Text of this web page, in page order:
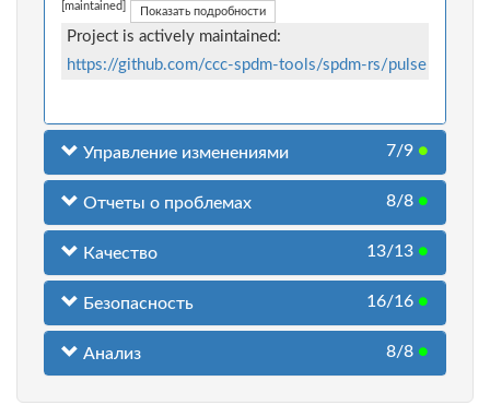
[maintained] Показать подробности
Project is actively maintained:
https://github.com/ccc-spdm-tools/spdm-rs/pulse
Управление изменениями 7/9 ●
Отчеты о проблемах 8/8 ●
Качество 13/13 ●
Безопасность 16/16 ●
Анализ 8/8 ●